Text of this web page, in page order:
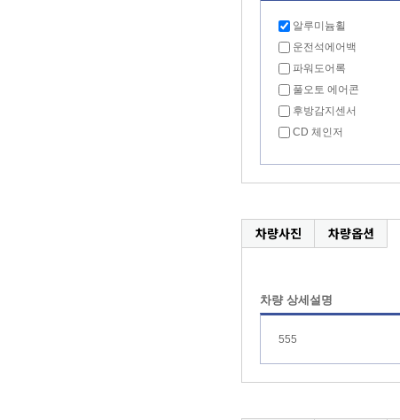
알루미늄휠
운전석에어백
파워도어록
풀오토 에어콘
후방감지센서
CD 체인저
차량사진 차량옵션
차량 상세설명
555